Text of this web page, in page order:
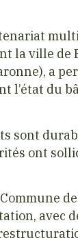
la ville de
a
l’état du
sont
ont
avec